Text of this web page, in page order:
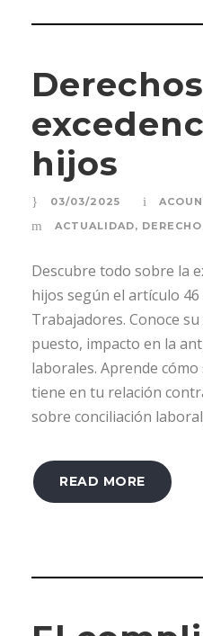
hijos
03/03/2025
ACTUALIDAD,
Descubre todo sobre la
hijos según el artículo
Trabajadores. Conoce
puesto, impacto en la
laborales. Aprende
tiene en tu relación
sobre conciliación
READ MORE